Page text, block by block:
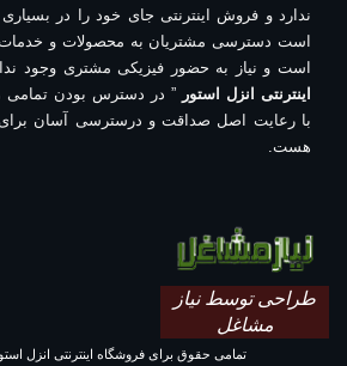
ندارد و فروش اینترنتی جای خود را در
است دسترسی مشتریان به محصولات و خدمات
است و نیاز به حضور فیزیکی مشتری وجود
اینترنتی انزل استور ” در دسترس بودن تمامی
با رعایت اصل صداقت و درسترسی آسان
هست.
طراحی توسط نیاز
مشاغل
تمامی حقوق برای فروشگاه اینترنتی انزل